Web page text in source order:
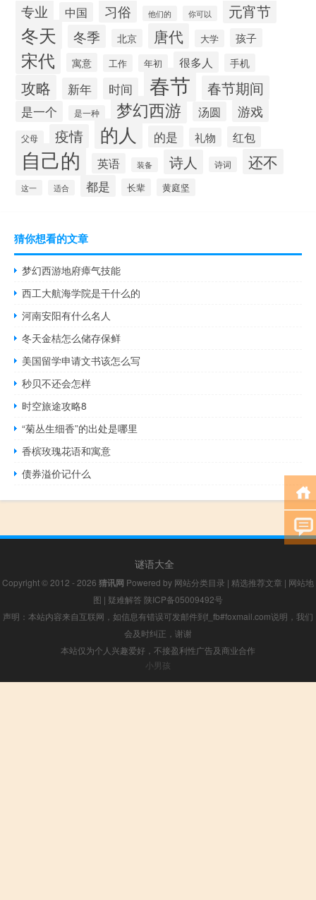
专业 中国 习俗 他们的 你可以 元宵节
冬天 冬季 北京 唐代 大学 孩子
宋代 寓意 工作 年初 很多人 手机
攻略 新年 时间 春节 春节期间
是一个 是一种 梦幻西游 汤圆 游戏
父母 疫情 的人 的是 礼物 红包
自己的 英语 装备 诗人 诗词 还不
这一 适合 都是 长辈 黄庭坚
猜你想看的文章
梦幻西游地府瘴气技能
西工大航海学院是干什么的
河南安阳有什么名人
冬天金桔怎么储存保鲜
美国留学申请文书该怎么写
秒贝不还会怎样
时空旅途攻略8
“菊丛生细香”的出处是哪里
香槟玫瑰花语和寓意
债券溢价记什么
谜语大全
Copyright © 2012 - 2026 猜讯网 Powered by 网站分类目录 | 精选推荐文章 | 网站地
图 | 疑难解答 陕ICP备05009492号
声明：本站内容来自互联网，如信息有错误可发邮件到f_fb#foxmail.com说明，我们
会及时纠正，谢谢
本站仅为个人兴趣爱好，不接盈利性广告及商业合作
小男孩